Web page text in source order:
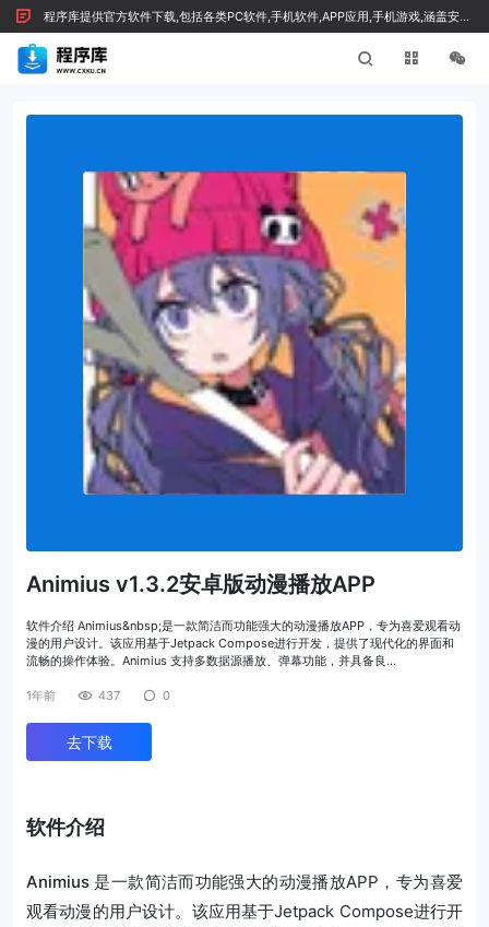
程序库提供官方软件下载,包括各类PC软件,手机软件,APP应用,手机游戏,涵盖安全
绿色软件及技术文章，按 Ctrl+D 收藏我们
Animius v1.3.2安卓版动漫播放APP
软件介绍 Animius&nbsp;是一款简洁而功能强大的动漫播放APP，专为喜爱观看动
漫的用户设计。该应用基于Jetpack Compose进行开发，提供了现代化的界面和
流畅的操作体验。Animius 支持多数据源播放、弹幕功能，并具备良…
1年前 437 0
去下载
软件介绍
Animius 是一款简洁而功能强大的动漫播放APP，专为喜爱
观看动漫的用户设计。该应用基于Jetpack Compose进行开